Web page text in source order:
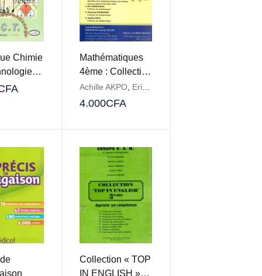
,Honoré AKОНА Kabirou ADJIBADE,
Chimie
Mathématiques
4ème : Collection
Dynamique
Achille AKPO, Eric DOSSOUMOU
4.000CFA
Collection « TOP
IN ENGLISH »